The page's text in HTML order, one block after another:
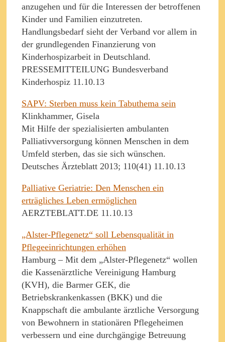
anzugehen und für die Interessen der betroffenen
Kinder und Familien einzutreten.
Handlungsbedarf sieht der Verband vor allem in
der grundlegenden Finanzierung von
Kinderhospizarbeit in Deutschland.
PRESSEMITTEILUNG Bundesverband
Kinderhospiz 11.10.13
SAPV: Sterben muss kein Tabuthema sein
Klinkhammer, Gisela
Mit Hilfe der spezialisierten ambulanten
Palliativversorgung können Menschen in dem
Umfeld sterben, das sie sich wünschen.
Deutsches Ärzteblatt 2013; 110(41) 11.10.13
Palliative Geriatrie: Den Menschen ein
erträgliches Leben ermöglichen
AERZTEBLATT.DE 11.10.13
„Alster-Pflegenetz“ soll Lebensqualität in
Pflegeeinrichtungen erhöhen
Hamburg – Mit dem „Alster-Pflegenetz“ wollen
die Kassenärztliche Vereinigung Hamburg
(KVH), die Barmer GEK, die
Betriebskrankenkassen (BKK) und die
Knappschaft die ambulante ärztliche Versorgung
von Bewohnern in stationären Pflegeheimen
verbessern und eine durchgängige Betreuung